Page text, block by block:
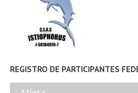
REGISTRO DE PARTICIPANTES